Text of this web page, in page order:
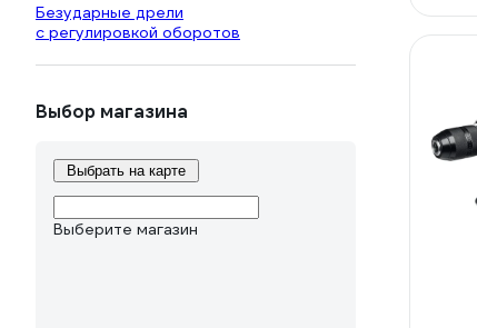
Безударные дрели
с регулировкой оборотов
Выбор магазина
Выбрать на карте
Выберите магазин